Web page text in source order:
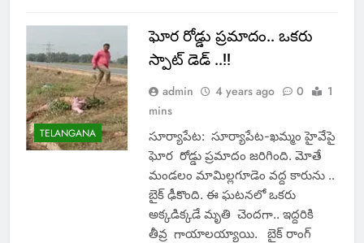
TELANGANA
ఘోర రోడ్డు ప్రమాదం.. ఒకరు
స్పాట్ డెడ్ ..!!
admin 4 years ago 0
1
mins
సూర్యాపేట: సూర్యాపేట-ఖమ్మం హైవేపై
ఘోర రోడ్డు ప్రమాదం జరిగింది. మోతే
మండలం మామిల్లగూడెం వద్ద కారును ..
బైక్ ఢీకొంది. ఈ ఘటనలో ఒకరు
అక్కడిక్కడే మృతి చెందగా.. ఇద్దరికి
తీవ్ర గాయాలయ్యాయి. బైక్ రాంగ్